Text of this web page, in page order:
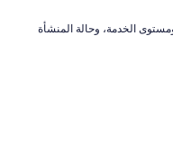
عناصر نالت الإعجاب: ⁦النظافة⁩، و⁦العاملون ومستوى الخدمة⁩، و⁦حالة المنشأة